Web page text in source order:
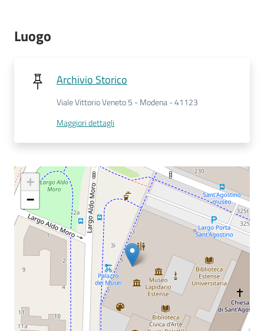
FAQ
Luogo
Archivio Storico
Viale Vittorio Veneto 5 - Modena - 41123
Maggiori dettagli
+
−